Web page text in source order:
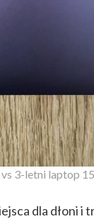
3-letni laptop
dla dłoni i